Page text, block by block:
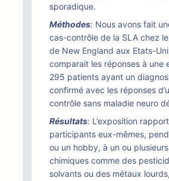
sporadique.
Méthodes: Nous avons fait
cas-contrôle de la SLA chez
de New England aux Etats-
comparait les réponses à une
295 patients ayant un
confirmé avec les réponses
contrôle sans maladie neuro
Résultats: L’exposition
participants eux-mêmes,
ou un hobby, à un ou
chimiques comme des
solvants ou des métaux